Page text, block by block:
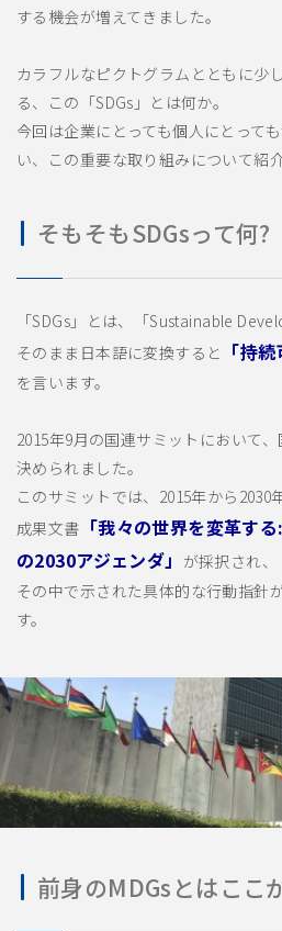
する機会が増えてきました。
カラフルなピクトグラムとともに少
る、この「SDGs」とは何か。
今回は企業にとっても個人にとって
い、この重要な取り組みについて紹
そもそもSDGsって何?
「SDGs」とは、「Sustainable
そのまま日本語に変換すると
「持
を言います。
2015年9月の国連サミットにおいて
決められました。
このサミットでは、2015年から2030
成果文書 「我々の世界を変革す
の2030アジェンダ」 が採択され、
その中で示された具体的な行動指針
す。
前身のMDGsとはここ